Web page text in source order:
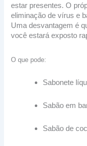
estar presentes. O
eliminação de vírus e
Uma desvantagem é
você estará exposto
O que pode:
Sabonete
Sabão em
Sabão de